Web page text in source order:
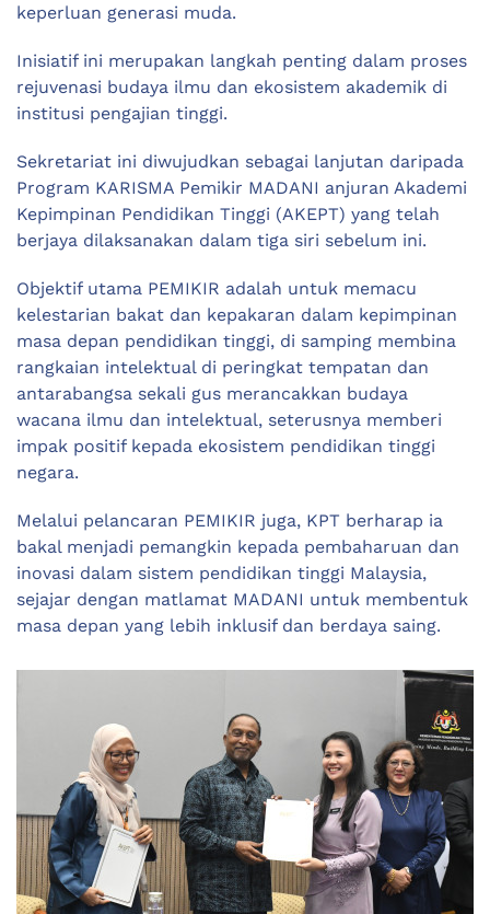
keperluan generasi muda.
Inisiatif ini merupakan langkah penting dalam proses
rejuvenasi budaya ilmu dan ekosistem akademik di
institusi pengajian tinggi.
Sekretariat ini diwujudkan sebagai lanjutan daripada
Program KARISMA Pemikir MADANI anjuran Akademi
Kepimpinan Pendidikan Tinggi (AKEPT) yang telah
berjaya dilaksanakan dalam tiga siri sebelum ini.
Objektif utama PEMIKIR adalah untuk memacu
kelestarian bakat dan kepakaran dalam kepimpinan
masa depan pendidikan tinggi, di samping membina
rangkaian intelektual di peringkat tempatan dan
antarabangsa sekali gus merancakkan budaya
wacana ilmu dan intelektual, seterusnya memberi
impak positif kepada ekosistem pendidikan tinggi
negara.
Melalui pelancaran PEMIKIR juga, KPT berharap ia
bakal menjadi pemangkin kepada pembaharuan dan
inovasi dalam sistem pendidikan tinggi Malaysia,
sejajar dengan matlamat MADANI untuk membentuk
masa depan yang lebih inklusif dan berdaya saing.